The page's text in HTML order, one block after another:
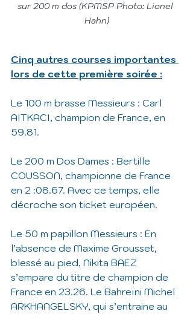
sur 200 m dos (KPMSP Photo: Lionel
Hahn)
Cinq autres courses importantes
lors de cette première soirée :
Le 100 m brasse Messieurs : Carl
AITKACI, champion de France, en
59.81.
Le 200 m Dos Dames : Bertille
COUSSON, championne de France
en 2 :08.67. Avec ce temps, elle
décroche son ticket européen.
Le 50 m papillon Messieurs : En
l’absence de Maxime Grousset,
blessé au pied, Nikita BAEZ
s’empare du titre de champion de
France en 23.26. Le Bahreïni Michel
ARKHANGELSKY, qui s’entraine au